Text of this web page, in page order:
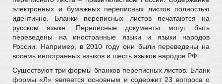
электронных и бумажных переписных листов полностью
идентично. Бланки переписных листов печатаются на
русском языке. Переписные документы могут быть
переведены на иностранные языки и языки народов
России. Например, в 2010 году они были переведены на
восемь иностранных языков и шесть языков народов РФ.
Существуют три формы бланков переписных листов. Бланк
формы «Л» является основным и содержит 23 вопроса о